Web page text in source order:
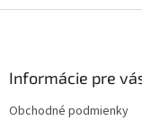
Informácie pre
Obchodné podmienky